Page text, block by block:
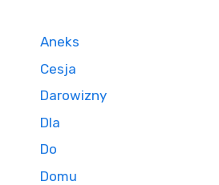
Aneks
Cesja
Darowizny
Dla
Do
Domu